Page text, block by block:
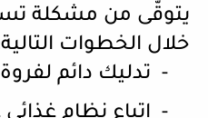
يتوقّى من مشكلة
خلال الخطوات
- تدليك دائم